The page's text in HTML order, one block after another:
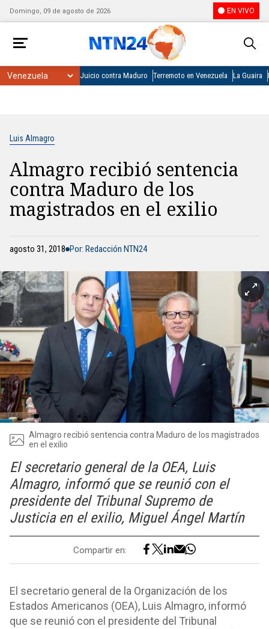
Domingo, 09 de agosto de 2026 EN VIVO
Juicio contra Maduro Terremoto en Venezuela La Guaira
Luis Almagro
Almagro recibió sentencia
contra Maduro de los
magistrados en el exilio
agosto 31, 2018 Por: Redacción NTN24
Almagro recibió sentencia contra Maduro de los magistrados
en el exilio
El secretario general de la OEA, Luis
Almagro, informó que se reunió con el
presidente del Tribunal Supremo de
Justicia en el exilio, Miguel Ángel Martín
Compartir en:
El secretario general de la Organización de los
Estados Americanos (OEA), Luis Almagro, informó
que se reunió con el presidente del Tribunal